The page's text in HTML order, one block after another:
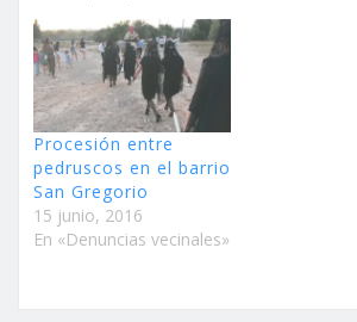
Procesión entre
pedruscos en el barrio
San Gregorio
15 junio, 2016
En «Denuncias vecinales»